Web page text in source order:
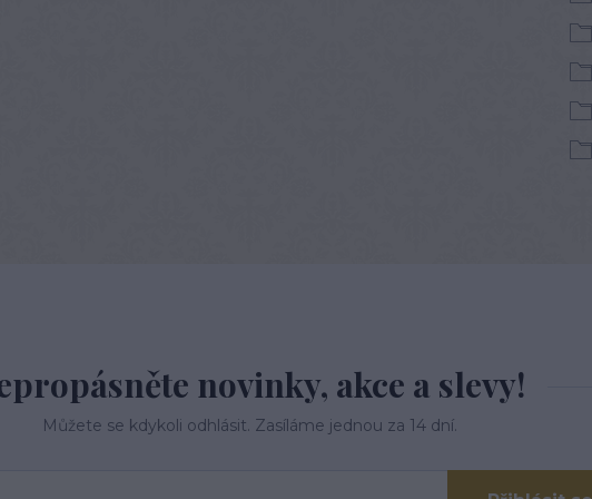
novinky, akce a slevy!
Můžete se kdykoli odhlásit. Zasíláme jednou za 14 dní.